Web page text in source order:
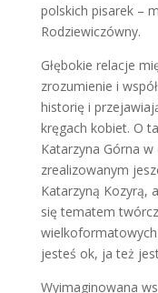
polskich pisarek –
Rodziewiczówny.
Głębokie relacje
zrozumienie i
historię i
kręgach kobiet. O
Katarzyna Górna
zrealizowanym
Katarzyną Kozyrą,
się tematem
jesteś ok, ja też
Wyimaginowana